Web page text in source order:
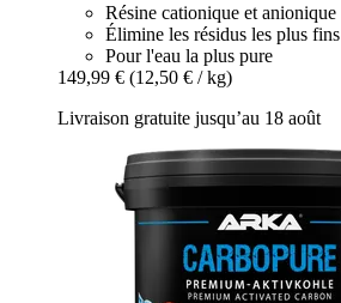
Résine cationique et anionique
Élimine les résidus les plus fins
Pour l'eau la plus pure
149,99 € (12,50 € / kg)
Livraison gratuite jusqu’au 18 août